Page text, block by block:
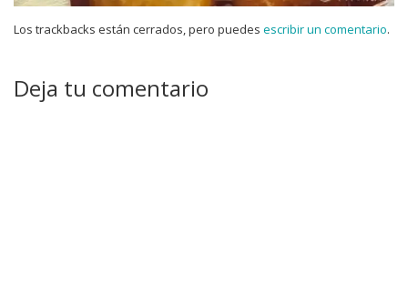
Los trackbacks están cerrados, pero puedes escribir un comentario.
Deja tu comentario